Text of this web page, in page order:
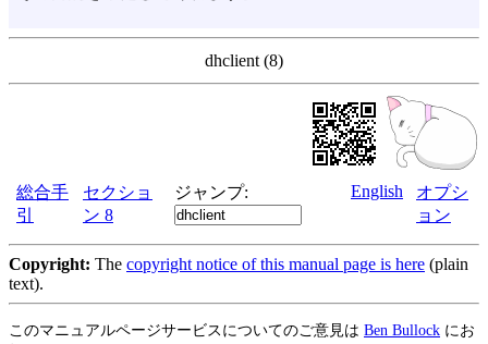
dhclient (8)
総合手
引
セクショ
ン 8
ジャンプ: English
オプシ
ョン
Copyright: The copyright notice of this manual page is here (plain
text).
このマニュアルページサービスについてのご意見は Ben Bullock にお